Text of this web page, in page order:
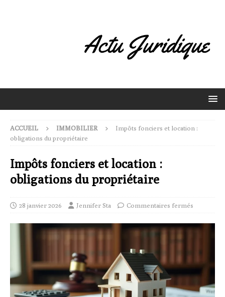
ACCUEIL IMMOBILIER
Impôts fonciers et location :
obligations du propriétaire
Impôts fonciers et location :
obligations du propriétaire
28 janvier 2026 Jennifer Sta Commentaires fermés